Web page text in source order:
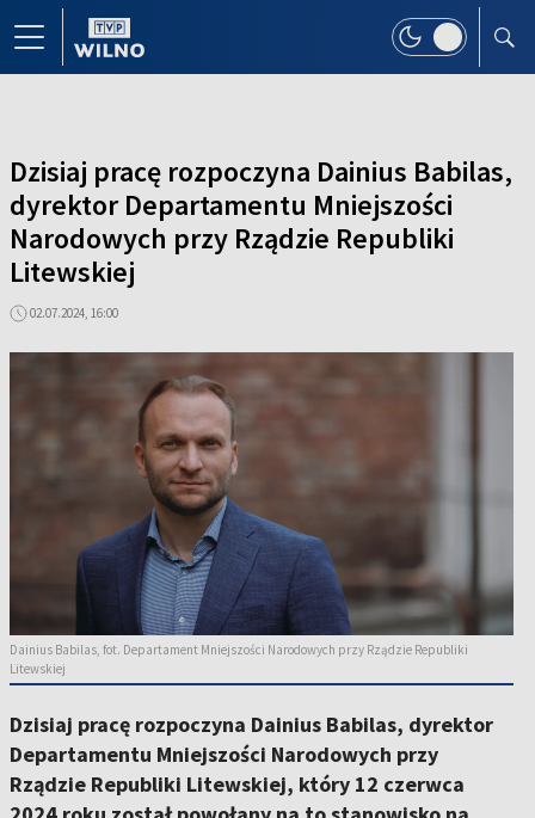
Dzisiaj pracę rozpoczyna Dainius Babilas,
dyrektor Departamentu Mniejszości
Narodowych przy Rządzie Republiki
Litewskiej
02.07.2024, 16:00
Dainius Babilas, fot. Departament Mniejszości Narodowych przy Rządzie Republiki
Litewskiej
Dzisiaj pracę rozpoczyna Dainius Babilas, dyrektor
Departamentu Mniejszości Narodowych przy
Rządzie Republiki Litewskiej, który 12 czerwca